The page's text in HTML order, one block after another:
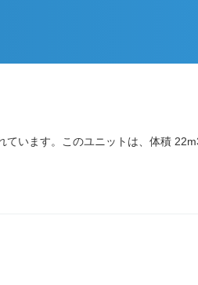
います。このユニットは、体積